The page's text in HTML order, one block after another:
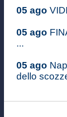
05 ago
05 ago
...
05 ago
dello